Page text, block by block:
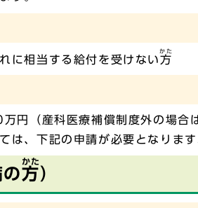
に相当する給付を受けない方
かた
円（産科医療補償制度外の場
は、下記の申請が必要となります
方
かた
）